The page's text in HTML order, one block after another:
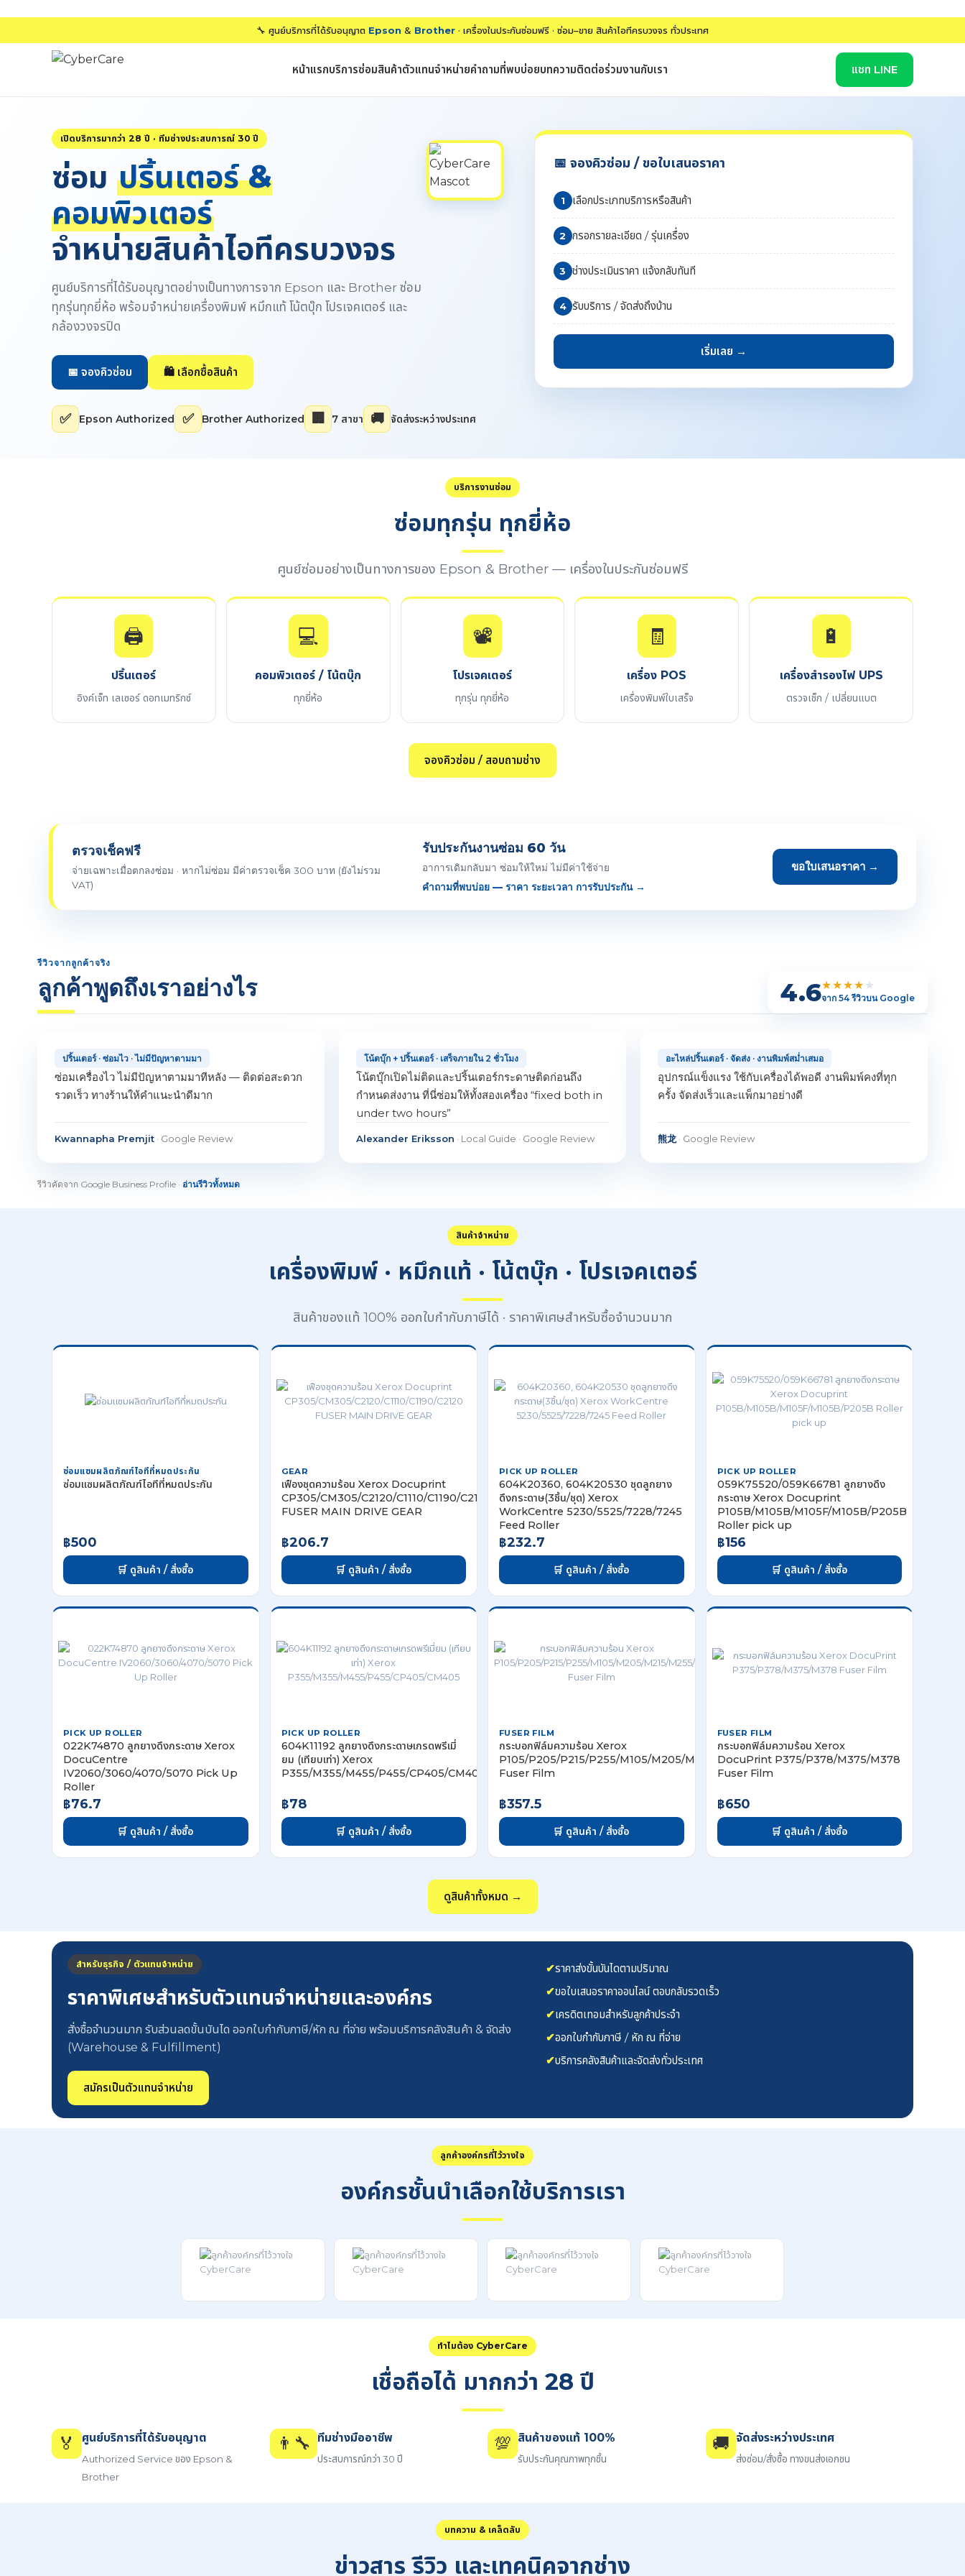
🔧 ศูนย์บริการที่ได้รับอนุญาต Epson & Brother · เครื่องในประกันซ่อมฟรี · ซ่อม–ขาย สินค้าไอทีครบวงจร ทั่วประเทศ
หน้าแรกบริการซ่อมสินค้าตัวแทนจำหน่ายคำถามที่พบบ่อยบทความติดต่อร่วมงานกับเรา แชท LINE
เปิดบริการมากว่า 28 ปี · ทีมช่างประสบการณ์ 30 ปี
ซ่อม ปริ้นเตอร์ &
คอมพิวเตอร์
จำหน่ายสินค้าไอทีครบวงจร
ศูนย์บริการที่ได้รับอนุญาตอย่างเป็นทางการจาก Epson และ Brother ซ่อม
ทุกรุ่นทุกยี่ห้อ พร้อมจำหน่ายเครื่องพิมพ์ หมึกแท้ โน้ตบุ๊ก โปรเจคเตอร์ และ
กล้องวงจรปิด
📅 จองคิวซ่อม 🛍️ เลือกซื้อสินค้า
📅 จองคิวซ่อม / ขอใบเสนอราคา
1 เลือกประเภทบริการหรือสินค้า
2 กรอกรายละเอียด / รุ่นเครื่อง
3 ช่างประเมินราคา แจ้งกลับทันที
4 รับบริการ / จัดส่งถึงบ้าน
เริ่มเลย →
✅ Epson Authorized ✅ Brother Authorized 🏢 7 สาขา 🚚 จัดส่งระหว่างประเทศ
บริการงานซ่อม
ซ่อมทุกรุ่น ทุกยี่ห้อ
ศูนย์ซ่อมอย่างเป็นทางการของ Epson & Brother — เครื่องในประกันซ่อมฟรี
🖨️
ปริ้นเตอร์
อิงค์เจ็ท เลเซอร์ ดอทเมทริกซ์
💻
คอมพิวเตอร์ / โน้ตบุ๊ก
ทุกยี่ห้อ
📽️
โปรเจคเตอร์
ทุกรุ่น ทุกยี่ห้อ
🧾
เครื่อง POS
เครื่องพิมพ์ใบเสร็จ
🔋
เครื่องสำรองไฟ UPS
ตรวจเช็ก / เปลี่ยนแบต
จองคิวซ่อม / สอบถามช่าง
ตรวจเช็คฟรี
จ่ายเฉพาะเมื่อตกลงซ่อม · หากไม่ซ่อม มีค่าตรวจเช็ค 300 บาท (ยังไม่รวม
VAT)
รับประกันงานซ่อม 60 วัน
อาการเดิมกลับมา ซ่อมให้ใหม่ ไม่มีค่าใช้จ่าย
คำถามที่พบบ่อย — ราคา ระยะเวลา การรับประกัน →
ขอใบเสนอราคา →
รีวิวจากลูกค้าจริง
ลูกค้าพูดถึงเราอย่างไร 4.6★★★★ ★
จาก 54 รีวิวบน Google
ปริ้นเตอร์ · ซ่อมไว · ไม่มีปัญหาตามมา
ซ่อมเครื่องไว ไม่มีปัญหาตามมาทีหลัง — ติดต่อสะดวก
รวดเร็ว ทางร้านให้คำแนะนำดีมาก
Kwannapha Premjit · Google Review
โน้ตบุ๊ก + ปริ้นเตอร์ · เสร็จภายใน 2 ชั่วโมง
โน้ตบุ๊กเปิดไม่ติดและปริ้นเตอร์กระดาษติดก่อนถึง
กำหนดส่งงาน ที่นี่ซ่อมให้ทั้งสองเครื่อง “fixed both in
under two hours”
Alexander Eriksson · Local Guide · Google Review
อะไหล่ปริ้นเตอร์ · จัดส่ง · งานพิมพ์สม่ำเสมอ
อุปกรณ์แข็งแรง ใช้กับเครื่องได้พอดี งานพิมพ์คงที่ทุก
ครั้ง จัดส่งเร็วและแพ็กมาอย่างดี
熊龙 · Google Review
รีวิวคัดจาก Google Business Profile · อ่านรีวิวทั้งหมด
สินค้าจำหน่าย
เครื่องพิมพ์ · หมึกแท้ · โน้ตบุ๊ก · โปรเจคเตอร์
สินค้าของแท้ 100% ออกใบกำกับภาษีได้ · ราคาพิเศษสำหรับซื้อจำนวนมาก
ซ่อมแซมผลิตภัณฑ์ไอทีที่หมดประกัน
ซ่อมแซมผลิตภัณฑ์ไอทีที่หมดประกัน
฿500
🛒 ดูสินค้า / สั่งซื้อ
GEAR
เฟืองชุดความร้อน Xerox Docuprint
CP305/CM305/C2120/C1110/C1190/C2120
FUSER MAIN DRIVE GEAR
฿206.7
🛒 ดูสินค้า / สั่งซื้อ
PICK UP ROLLER
604K20360, 604K20530 ชุดลูกยาง
ดึงกระดาษ(3ชิ้น/ชุด) Xerox
WorkCentre 5230/5525/7228/7245
Feed Roller
฿232.7
🛒 ดูสินค้า / สั่งซื้อ
PICK UP ROLLER
059K75520/059K66781 ลูกยางดึง
กระดาษ Xerox Docuprint
P105B/M105B/M105F/M105B/P205B
Roller pick up
฿156
🛒 ดูสินค้า / สั่งซื้อ
PICK UP ROLLER
022K74870 ลูกยางดึงกระดาษ Xerox
DocuCentre
IV2060/3060/4070/5070 Pick Up
Roller
฿76.7
🛒 ดูสินค้า / สั่งซื้อ
PICK UP ROLLER
604K11192 ลูกยางดึงกระดาษเกรดพรีเมี่
ยม (เทียบเท่า) Xerox
P355/M355/M455/P455/CP405/CM405
฿78
🛒 ดูสินค้า / สั่งซื้อ
FUSER FILM
กระบอกฟิล์มความร้อน Xerox
P105/P205/P215/P255/M105/M205/M215/M255/CP105/CP205
Fuser Film
฿357.5
🛒 ดูสินค้า / สั่งซื้อ
FUSER FILM
กระบอกฟิล์มความร้อน Xerox
DocuPrint P375/P378/M375/M378
Fuser Film
฿650
🛒 ดูสินค้า / สั่งซื้อ
ดูสินค้าทั้งหมด →
สำหรับธุรกิจ / ตัวแทนจำหน่าย
ราคาพิเศษสำหรับตัวแทนจำหน่ายและองค์กร
สั่งซื้อจำนวนมาก รับส่วนลดขั้นบันได ออกใบกำกับภาษี/หัก ณ ที่จ่าย พร้อมบริการคลังสินค้า & จัดส่ง
(Warehouse & Fulfillment)
สมัครเป็นตัวแทนจำหน่าย
✔ราคาส่งขั้นบันไดตามปริมาณ
✔ขอใบเสนอราคาออนไลน์ ตอบกลับรวดเร็ว
✔เครดิตเทอมสำหรับลูกค้าประจำ
✔ออกใบกำกับภาษี / หัก ณ ที่จ่าย
✔บริการคลังสินค้าและจัดส่งทั่วประเทศ
ลูกค้าองค์กรที่ไว้วางใจ
องค์กรชั้นนำเลือกใช้บริการเรา
ทำไมต้อง CyberCare
เชื่อถือได้ มากกว่า 28 ปี
🏅 ศูนย์บริการที่ได้รับอนุญาต
Authorized Service ของ Epson &
Brother
👨‍🔧 ทีมช่างมืออาชีพ
ประสบการณ์กว่า 30 ปี
💯 สินค้าของแท้ 100%
รับประกันคุณภาพทุกชิ้น
🚚 จัดส่งระหว่างประเทศ
ส่งซ่อม/สั่งซื้อ ทางขนส่งเอกชน
บทความ & เคล็ดลับ
ข่าวสาร รีวิว และเทคนิคจากช่าง